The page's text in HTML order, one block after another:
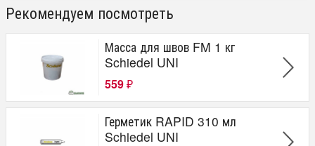
Рекомендуем посмотреть
Масса для швов FM 1 кг
Schiedel UNI
559 ₽
Герметик RAPID 310 мл
Schiedel UNI